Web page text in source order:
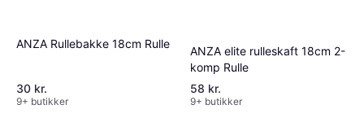
ANZA Rullebakke 18cm Rulle
30 kr.
9+ butikker
ANZA elite rulleskaft 18cm 2-
komp Rulle
58 kr.
9+ butikker